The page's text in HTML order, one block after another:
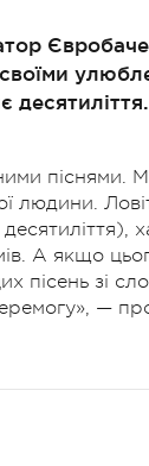
десятиліття.
людини.
А якщо
пісень зі
—